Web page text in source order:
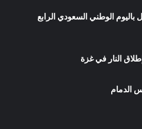
باليوم الوطني السعودي الرابع
النار في غزة
الدمام